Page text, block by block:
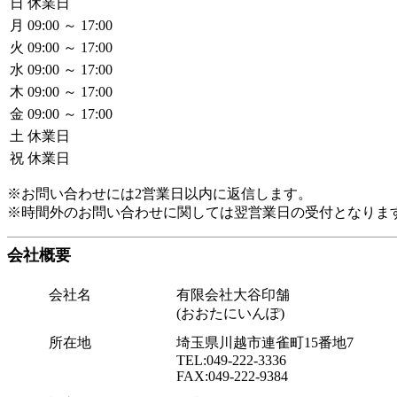
日 休業日
月 09:00 ～ 17:00
火 09:00 ～ 17:00
水 09:00 ～ 17:00
木 09:00 ～ 17:00
金 09:00 ～ 17:00
土 休業日
祝 休業日
※お問い合わせには2営業日以内に返信します。
※時間外のお問い合わせに関しては翌営業日の受付となりま
会社概要
会社名
有限会社大谷印舗
(おおたにいんぽ)
所在地
埼玉県川越市連雀町15番地7
TEL:049-222-3336
FAX:049-222-9384